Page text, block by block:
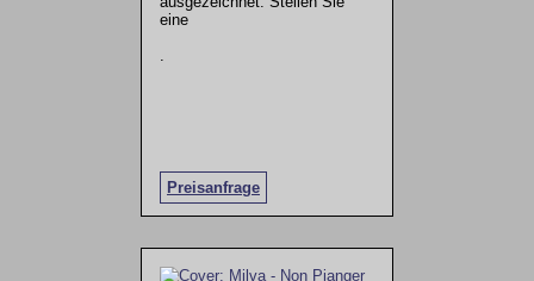
eine
Preisanfrage